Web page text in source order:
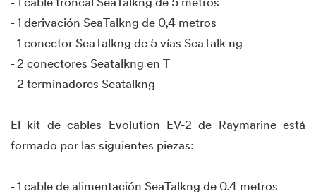
- 1 derivación SeaTalkng de 0,4 metros
- 1 conector SeaTalkng de 5 vías SeaTalk ng
- 2 conectores Seatalkng en T
- 2 terminadores Seatalkng
El kit de cables Evolution EV-2 de Raymarine está
formado por las siguientes piezas:
- 1 cable de alimentación SeaTalkng de 0.4 metros